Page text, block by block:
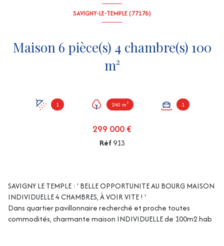
SAVIGNY-LE-TEMPLE (77176)
Maison 6 pièce(s) 4 chambre(s) 100
m²
1 240 m² 1
299 000 €
Réf913
SAVIGNY LE TEMPLE : ' BELLE OPPORTUNITE AU BOURG MAISON
INDIVIDUELLE 4 CHAMBRES, À VOIR VITE ! '
Dans quartier pavillonnaire recherché et proche toutes
commodités, charmante maison INDIVIDUELLE de 100m2 hab